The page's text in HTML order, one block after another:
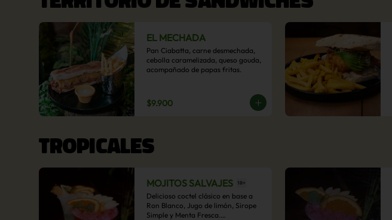
EL MECHADA
Pan Ciabatta, carne desmechada,
cebolla caramelizada, queso gouda,
acompañado de papas fritas.
$9.900
TROPICALES
MOJITOS SALVAJES
Delicioso coctel clásico en base a
Ron Blanco, Jugo de limón, Sirope
Simple y Menta Fresca.